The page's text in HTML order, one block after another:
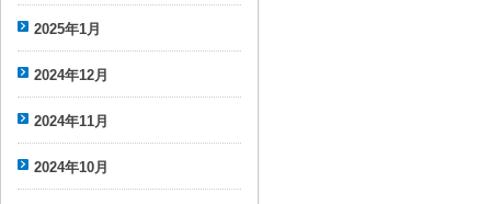
2025年1月
2024年12月
2024年11月
2024年10月